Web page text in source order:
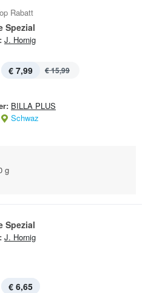
Rabatt
Spezial
J. Hornig
€ 7,99 € 15,99
BILLA PLUS
Schwaz
g
Spezial
J. Hornig
€ 6,65